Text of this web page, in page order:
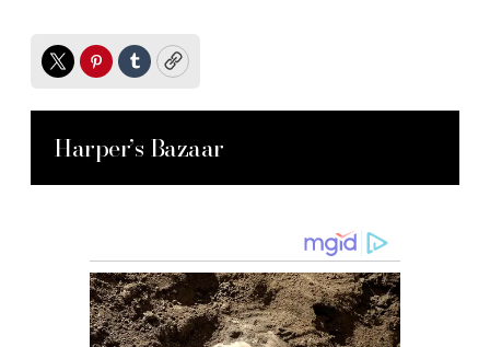
TwitterPinterest
TumblrCopy
Harper’s Bazaar